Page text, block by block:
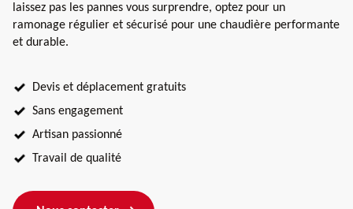
laissez pas les pannes vous surprendre, optez pour un
ramonage régulier et sécurisé pour une chaudière performante
et durable.
Devis et déplacement gratuits
Sans engagement
Artisan passionné
Travail de qualité